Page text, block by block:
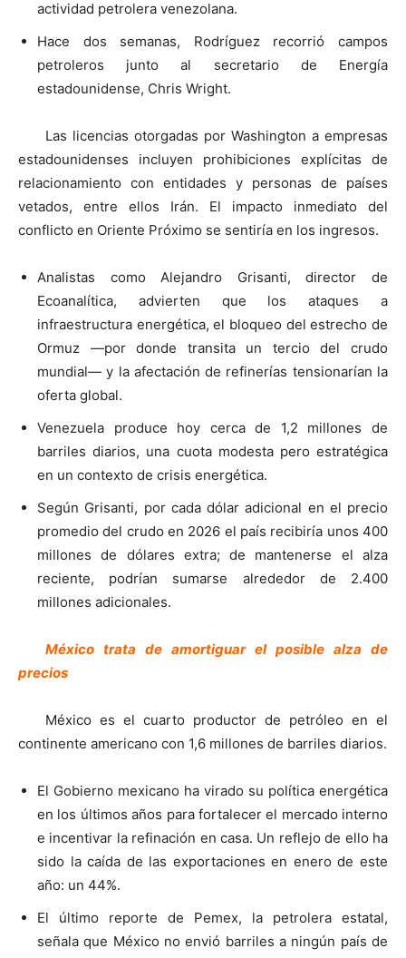
actividad petrolera venezolana.
Hace dos semanas, Rodríguez recorrió campos
petroleros junto al secretario de Energía
estadounidense, Chris Wright.
Las licencias otorgadas por Washington a empresas
estadounidenses incluyen prohibiciones explícitas de
relacionamiento con entidades y personas de países
vetados, entre ellos Irán. El impacto inmediato del
conflicto en Oriente Próximo se sentiría en los ingresos.
Analistas como Alejandro Grisanti, director de
Ecoanalítica, advierten que los ataques a
infraestructura energética, el bloqueo del estrecho de
Ormuz —por donde transita un tercio del crudo
mundial— y la afectación de refinerías tensionarían la
oferta global.
Venezuela produce hoy cerca de 1,2 millones de
barriles diarios, una cuota modesta pero estratégica
en un contexto de crisis energética.
Según Grisanti, por cada dólar adicional en el precio
promedio del crudo en 2026 el país recibiría unos 400
millones de dólares extra; de mantenerse el alza
reciente, podrían sumarse alrededor de 2.400
millones adicionales.
México trata de amortiguar el posible alza de
precios
México es el cuarto productor de petróleo en el
continente americano con 1,6 millones de barriles diarios.
El Gobierno mexicano ha virado su política energética
en los últimos años para fortalecer el mercado interno
e incentivar la refinación en casa. Un reflejo de ello ha
sido la caída de las exportaciones en enero de este
año: un 44%.
El último reporte de Pemex, la petrolera estatal,
señala que México no envió barriles a ningún país de